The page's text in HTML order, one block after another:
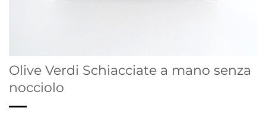
Olive Verdi Schiacciate a mano senza
nocciolo